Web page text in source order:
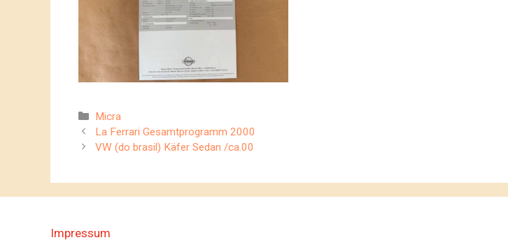
Kategorien
Micra
La Ferrari Gesamtprogramm 2000
VW (do brasil) Käfer Sedan /ca.00
Impressum